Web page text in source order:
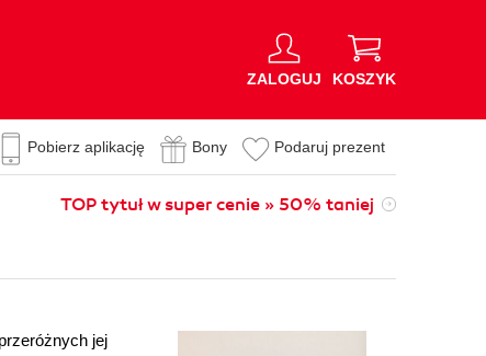
ZALOGUJ KOSZYK
Pobierz aplikację Bony Podaruj prezent
TOP tytuł w super cenie » 50% taniej
jej